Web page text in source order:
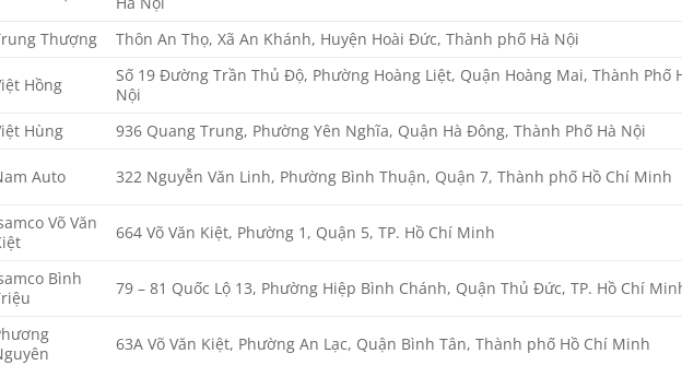
Thượng Thôn An Thọ, Xã An Khánh, Huyện Hoài Đức, Thành phố Hà Nội
Hồng
Số 19 Đường Trần Thủ Độ, Phường Hoàng Liệt, Quận Hoàng Mai, Thành Phố
Nội
Hùng 936 Quang Trung, Phường Yên Nghĩa, Quận Hà Đông, Thành Phố Hà Nội
Auto 322 Nguyễn Văn Linh, Phường Bình Thuận, Quận 7, Thành phố Hồ Chí Minh
Võ Văn
664 Võ Văn Kiệt, Phường 1, Quận 5, TP. Hồ Chí Minh
Bình
79 – 81 Quốc Lộ 13, Phường Hiệp Bình Chánh, Quận Thủ Đức, TP. Hồ Chí
63A Võ Văn Kiệt, Phường An Lạc, Quận Bình Tân, Thành phố Hồ Chí Minh